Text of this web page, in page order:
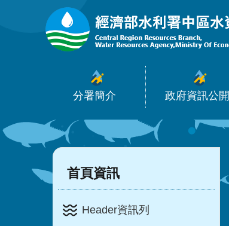
跳到主要內容區塊
分署簡介 政府資訊公開
:::
首頁資訊
Header資訊列